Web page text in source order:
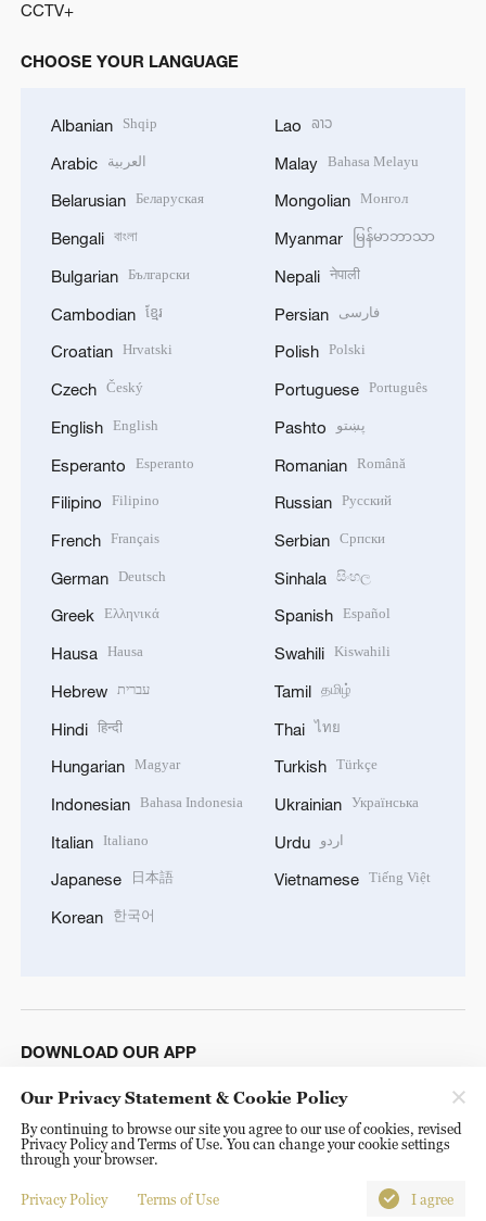
CCTV+
CHOOSE YOUR LANGUAGE
Albanian Shqip
Arabic العربية
Belarusian Беларуская
Bengali বাংলা
Bulgarian Български
Cambodian ខ្មែរ
Croatian Hrvatski
Czech Český
English English
Esperanto Esperanto
Filipino Filipino
French Français
German Deutsch
Greek Ελληνικά
Hausa Hausa
Hebrew עברית
Hindi हिन्दी
Hungarian Magyar
Indonesian Bahasa Indonesia
Italian Italiano
Japanese 日本語
Korean 한국어
Lao ລາວ
Malay Bahasa Melayu
Mongolian Монгол
Myanmar မြန်မာဘာသာ
Nepali नेपाली
Persian فارسی
Polish Polski
Portuguese Português
Pashto پښتو
Romanian Română
Russian Русский
Serbian Српски
Sinhala සිංහල
Spanish Español
Swahili Kiswahili
Tamil தமிழ்
Thai ไทย
Turkish Türkçe
Ukrainian Українська
Urdu اردو
Vietnamese Tiếng Việt
DOWNLOAD OUR APP
© China Radio International.CRI. All Rights Reserved. 16A
Our Privacy Statement & Cookie Policy
By continuing to browse our site you agree to our use of cookies, revised
Privacy Policy and Terms of Use. You can change your cookie settings
through your browser.
Privacy Policy Terms of Use I agree